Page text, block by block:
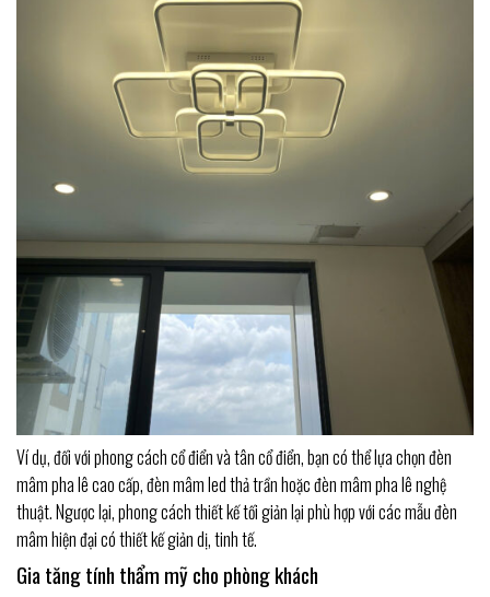
Ví dụ, đối với phong cách cổ điển và tân cổ điển, bạn có thể lựa chọn đèn
mâm pha lê cao cấp, đèn mâm led thả trần hoặc đèn mâm pha lê nghệ
thuật. Ngược lại, phong cách thiết kế tối giản lại phù hợp với các mẫu đèn
mâm hiện đại có thiết kế giản dị, tinh tế.
Gia tăng tính thẩm mỹ cho phòng khách